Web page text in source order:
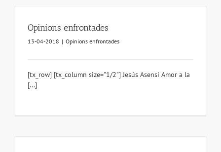
Opinions enfrontades
13-04-2018 | Opinions enfrontades
[tx_row] [tx_column size="1/2"] Jesús Asensi Amor a la
[...]